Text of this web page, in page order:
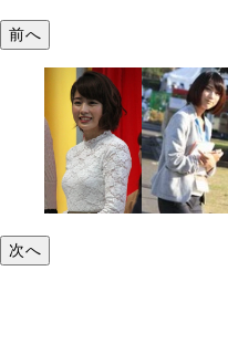
前へ
次へ